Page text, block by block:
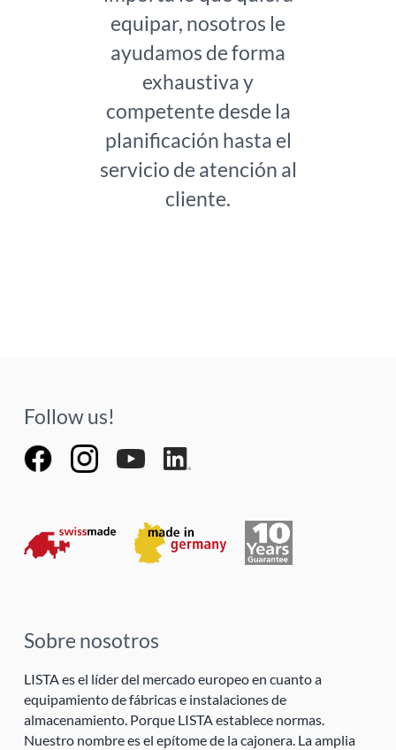
equipar, nosotros le
ayudamos de forma
exhaustiva y
competente desde la
planificación hasta el
servicio de atención al
cliente.
Follow us!
Sobre nosotros
LISTA es el líder del mercado europeo en cuanto a
equipamiento de fábricas e instalaciones de
almacenamiento. Porque LISTA establece normas.
Nuestro nombre es el epítome de la cajonera. La amplia